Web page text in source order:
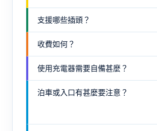
支援哪些插頭？
收費如何？
使用充電器需要自備甚麼？
泊車或入口有甚麼要注意？